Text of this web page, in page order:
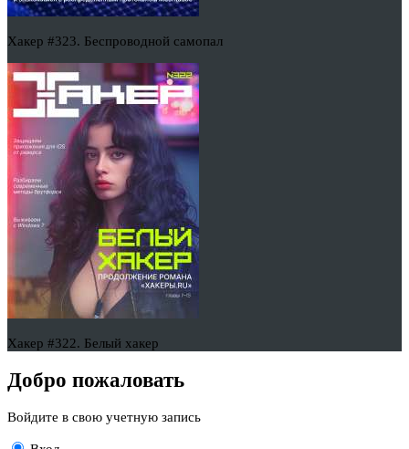
Хакер #323. Беспроводной самопал
Хакер #322. Белый хакер
Добро пожаловать
Войдите в свою учетную запись